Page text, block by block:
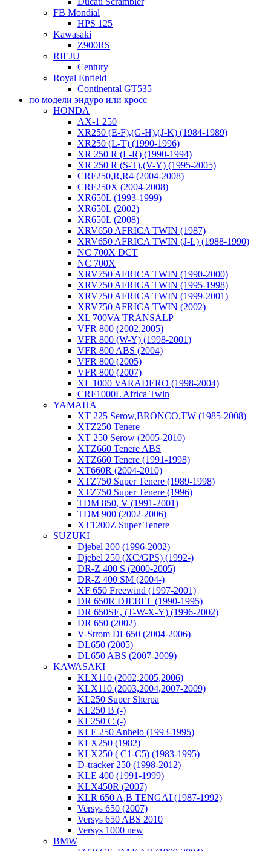
FB Mondial
HPS 125
Kawasaki
Z900RS
RIEJU
Century
Royal Enfield
Continental GT535
по модели эндуро или кросс
HONDA
AX-1 250
XR250 (E-F),(G-H),(J-K) (1984-1989)
XR250 (L-T) (1990-1996)
XR 250 R (L-R) (1990-1994)
XR 250 R (S-T),(V-Y) (1995-2005)
CRF250,R,R4 (2004-2008)
CRF250X (2004-2008)
XR650L (1993-1999)
XR650L (2002)
XR650L (2008)
XRV650 AFRICA TWIN (1987)
XRV650 AFRICA TWIN (J-L) (1988-1990)
NC 700X DCT
NC 700X
XRV750 AFRICA TWIN (1990-2000)
XRV750 AFRICA TWIN (1995-1998)
XRV750 AFRICA TWIN (1999-2001)
XRV750 AFRICA TWIN (2002)
XL 700VA TRANSALP
VFR 800 (2002,2005)
VFR 800 (W-Y) (1998-2001)
VFR 800 ABS (2004)
VFR 800 (2005)
VFR 800 (2007)
XL 1000 VARADERO (1998-2004)
CRF1000L Africa Twin
YAMAHA
XT 225 Serow,BRONCO,TW (1985-2008)
XTZ250 Tenere
XT 250 Serow (2005-2010)
XTZ660 Tenere ABS
XTZ660 Tenere (1991-1998)
XT660R (2004-2010)
XTZ750 Super Tenere (1989-1998)
XTZ750 Super Tenere (1996)
TDM 850, V (1991-2001)
TDM 900 (2002-2006)
XT1200Z Super Tenere
SUZUKI
Djebel 200 (1996-2002)
Djebel 250 (XC/GPS) (1992-)
DR-Z 400 S (2000-2005)
DR-Z 400 SM (2004-)
XF 650 Freewind (1997-2001)
DR 650R DJEBEL (1990-1995)
DR 650SE, (T-W-X-Y) (1996-2002)
DR 650 (2002)
V-Strom DL650 (2004-2006)
DL650 (2005)
DL650 ABS (2007-2009)
KAWASAKI
KLX110 (2002,2005,2006)
KLX110 (2003,2004,2007-2009)
KL250 Super Sherpa
KL250 B (-)
KL250 C (-)
KLE 250 Anhelo (1993-1995)
KLX250 (1982)
KLX250 ( C1-C5) (1983-1995)
D-tracker 250 (1998-2012)
KLE 400 (1991-1999)
KLX450R (2007)
KLR 650 A,B TENGAI (1987-1992)
Versys 650 (2007)
Versys 650 ABS 2010
Versys 1000 new
BMW